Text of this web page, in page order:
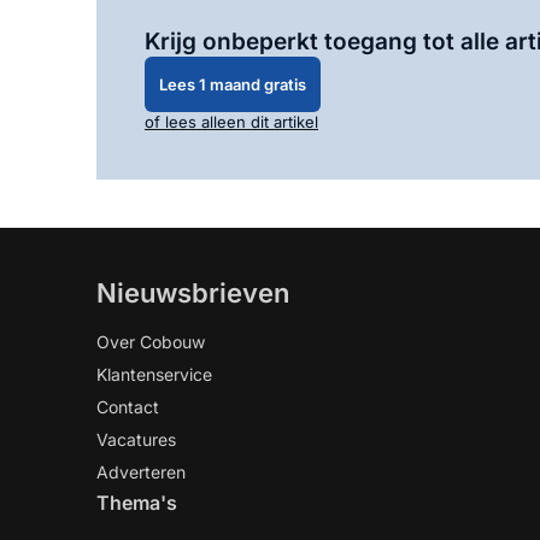
Krijg onbeperkt toegang tot alle
Lees 1 maand gratis
of lees alleen dit artikel
Nieuwsbrieven
Over Cobouw
Klantenservice
Contact
Vacatures
Adverteren
Thema's